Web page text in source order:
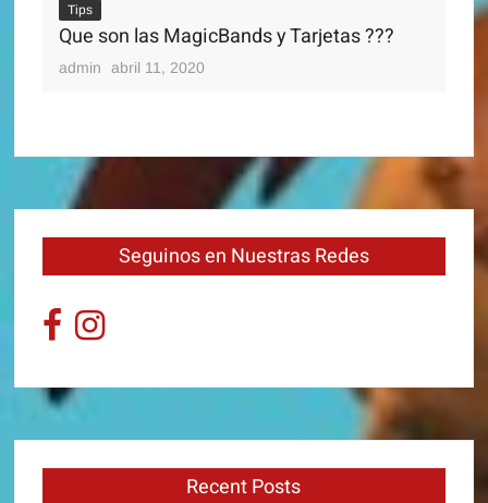
Tips
Que son las MagicBands y Tarjetas ???
admin abril 11, 2020
Seguinos en Nuestras Redes
Recent Posts